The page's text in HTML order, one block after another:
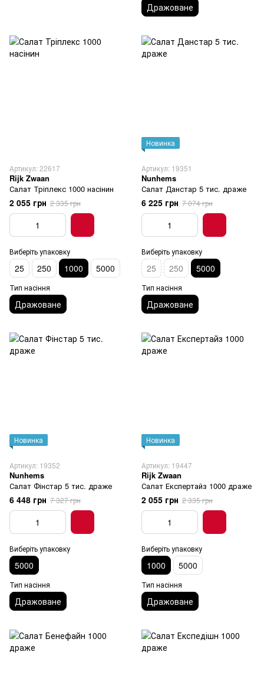
Дражоване
Артикул: 22617
Rijk Zwaan
Салат Тріплекс 1000 насінин
2 055 грн 2 335 грн
Виберіть упаковку
25 250 1000 5000
Тип насіння
Дражоване
Новинка
Артикул: 19351
Nunhems
Салат Данстар 5 тис. драже
6 225 грн 7 074 грн
Виберіть упаковку
25 250 5000
Тип насіння
Дражоване
Новинка
Артикул: 19352
Nunhems
Салат Фінстар 5 тис. драже
6 448 грн 7 327 грн
Виберіть упаковку
5000
Тип насіння
Дражоване
Новинка
Артикул: 19447
Rijk Zwaan
Салат Експертайз 1000 драже
2 055 грн 2 335 грн
Виберіть упаковку
1000 5000
Тип насіння
Дражоване